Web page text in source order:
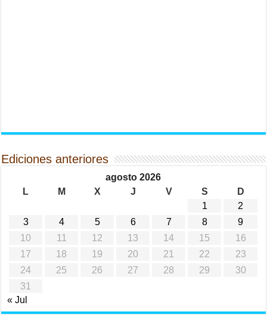
Ediciones anteriores
agosto 2026
L
M X J V S
D
1
2
3
4 5 6 7 8
9
10
11 12 13 14 15
16
17
18 19 20 21 22
23
24
25 26 27 28 29
30
31
« Jul